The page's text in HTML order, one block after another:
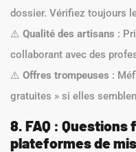
dossier. Vérifiez toujours
⚠️ Qualité des artisans :
collaborant avec des
⚠️ Offres trompeuses :
gratuites » si elles
8. FAQ :
plateformes de